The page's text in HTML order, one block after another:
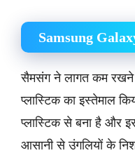
Samsung
सैमसंग ने लागत कम रखने
प्लास्टिक का इस्तेमाल
प्लास्टिक से बना है और
आसानी से उंगलियों के